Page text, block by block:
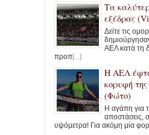
Τα
εξέδρας
Δείτε τις
ΑΕΛ κατά τη
προπ[...]
Η ΑΕΛ
κορυφή
(Φώτο)
Η αγάπη για
αποστάσεις,
υψόμετρα! Για ακόμη μία